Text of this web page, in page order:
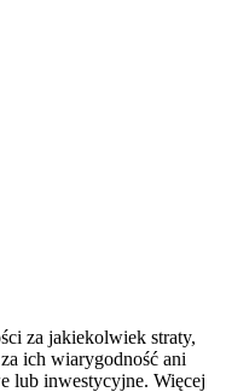
za jakiekolwiek straty,
ich wiarygodność ani
lub inwestycyjne. Więcej